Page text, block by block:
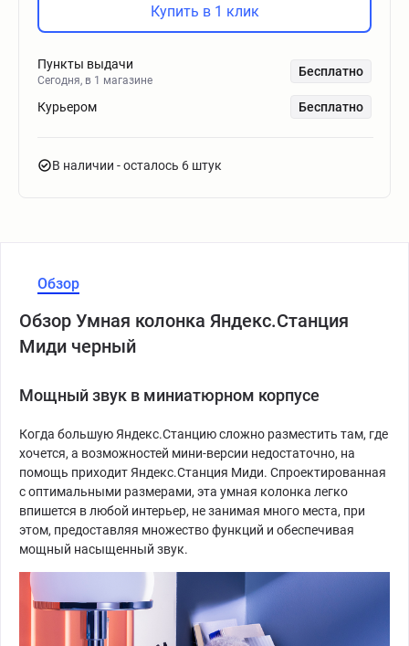
Купить в 1 клик
Пункты выдачи
Сегодня, в 1 магазине
Бесплатно
Курьером Бесплатно
В наличии - осталось 6 штук
Обзор
Обзор Умная колонка Яндекс.Станция
Миди черный
Мощный звук в миниатюрном корпусе
Когда большую Яндекс.Станцию сложно разместить там, где
хочется, а возможностей мини-версии недостаточно, на
помощь приходит Яндекс.Станция Миди. Спроектированная
с оптимальными размерами, эта умная колонка легко
впишется в любой интерьер, не занимая много места, при
этом, предоставляя множество функций и обеспечивая
мощный насыщенный звук.